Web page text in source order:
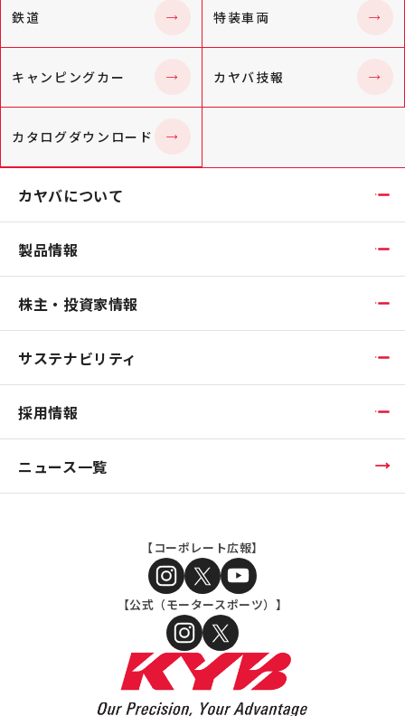
鉄道 特装車両
キャンピングカー カヤバ技報
カタログダウンロード
カヤバについて
製品情報
株主・投資家情報
サステナビリティ
採用情報
ニュース一覧
【コーポレート広報】
【公式（モータースポーツ）】